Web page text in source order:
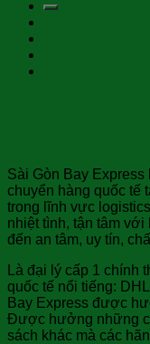
Sài Gòn Bay
chuyển hàng quốc tế
trong lĩnh vực
nhiệt tình, tận tâm
đến an tâm, uy tín,
Là đại lý cấp 1 chính
quốc tế nổi tiếng:
Bay Express được
Được hưởng những
sách khác mà các